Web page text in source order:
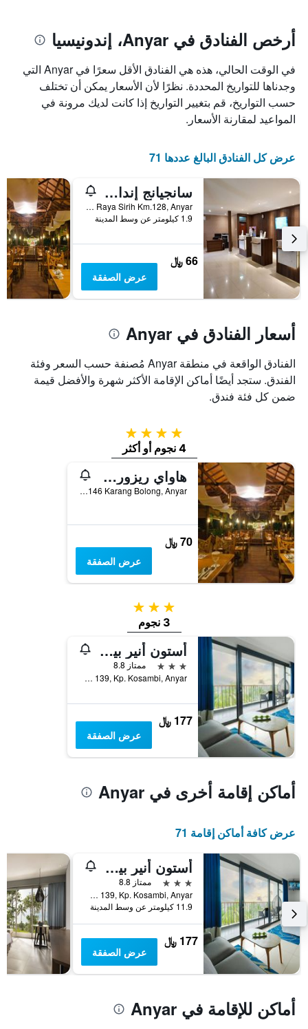
المخطط
1
Y
الذي
يعرض
متوسط
سعر
عطلة
نهاية
الأسبوع
خلال
آخر
3
أيام
محور
الذي
يعرض
الأيام
قبل
المخطط
التالي
محور
Y
الذي
يعرض
متوسط
سعر
غرفة
أرخص الفنادق في Anyar، إندونيسيا
في الوقت الحالي، هذه هي الفنادق الأقل سعرًا في Anyar التي
وجدناها للتواريخ المحددة. نظرًا لأن الأسعار يمكن أن تختلف
حسب التواريخ، قم بتغيير التواريخ إذا كانت لديك مرونة في
المواعيد لمقارنة الأسعار.
عرض كل الفنادق البالغ عددها 71
سانجيانج إندا سبا ريزورت
Jl. Raya Sirih Km.128, Anyar, إندونيسيا
1.9 كيلومتر عن وسط المدينة
66 ﷼
عرض الصفقة
أسعار الفنادق في Anyar
الفنادق الواقعة في منطقة Anyar مُصنفة حسب السعر وفئة
الفندق. ستجد أيضًا أماكن الإقامة الأكثر شهرة والأفضل قيمة
ضمن كل فئة فندق.
4 نجوم
4 نجوم أو أكثر
هاواي ريزورت فاميلي سويتس
Jl Raya Labuan Km 146 Karang Bolong, Anyar, إندونيسيا
70 ﷼
عرض الصفقة
3 نجوم
3 نجوم
أستون أنير بيتش هوتل
3 نجوم
ممتاز 8.8
Jl. Karang Bolong KM 139, Kp. Kosambi, Anyar, إندونيسيا
177 ﷼
عرض الصفقة
أماكن إقامة أخرى في Anyar
عرض كافة أماكن إقامة 71
أستون أنير بيتش هوتل
3 نجوم
ممتاز 8.8
Jl. Karang Bolong KM 139, Kp. Kosambi, Anyar, إندونيسيا
11.9 كيلومتر عن وسط المدينة
177 ﷼
عرض الصفقة
أماكن للإقامة في Anyar